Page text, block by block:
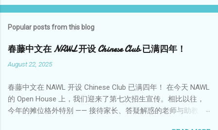
Popular posts from this blog
春藤中文在 NAWL 开设 Chinese Club 已满四年！
August 22, 2025
春藤中文在 NAWL 开设 Chinese Club 已满四年！ 在今天 NAWL
的 Open House 上，我们迎来了第七次招生宣传。相比以往，
今年的摊位格外特别 —— 接待家长、答疑解惑的老师与助教，